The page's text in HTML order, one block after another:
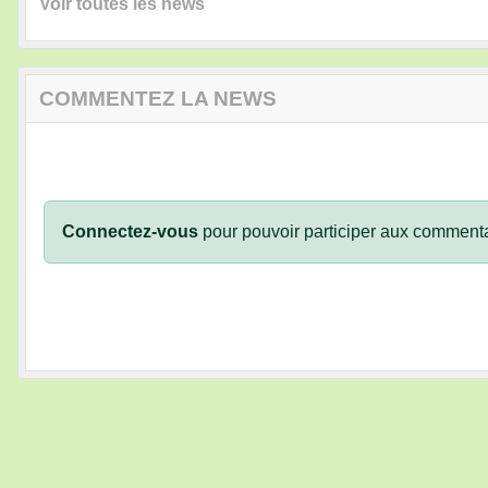
Voir toutes les news
COMMENTEZ LA NEWS
Connectez-vous pour pouvoir participer aux